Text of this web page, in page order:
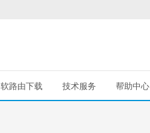
软路由下载 技术服务 帮助中心